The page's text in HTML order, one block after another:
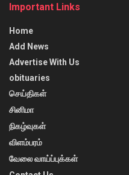
Important Links
Home
Add News
Advertise With Us
obituaries
செய்திகள்
சினிமா
நிகழ்வுகள்
விளம்பரம்
வேலை வாய்ப்புக்கள்